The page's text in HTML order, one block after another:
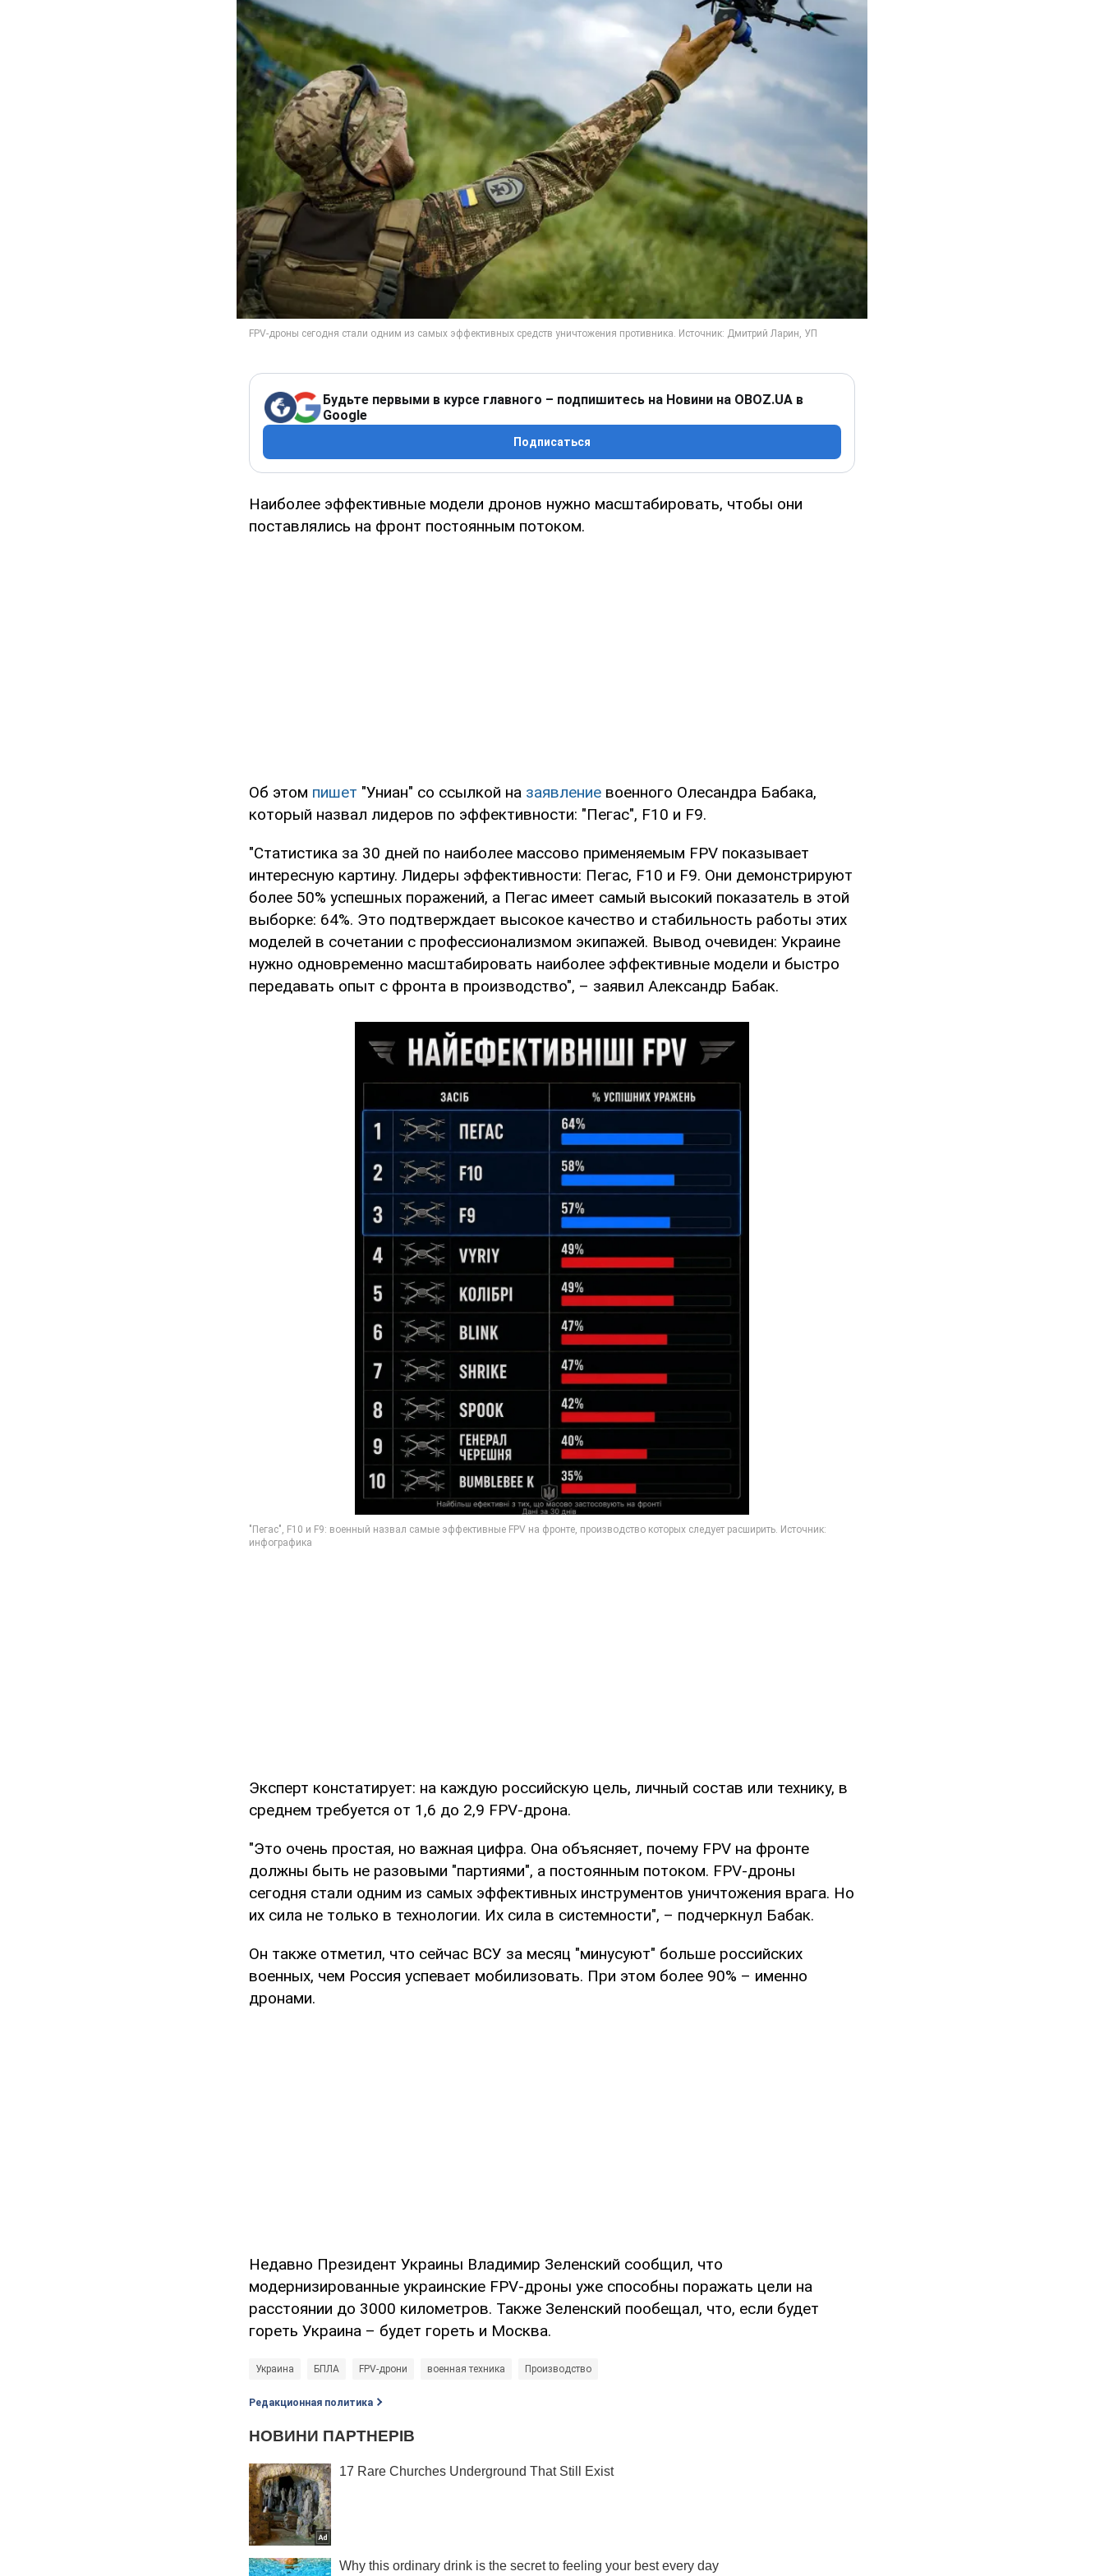
Будьте первыми в курсе главного – подпишитесь на Новини на OBOZ.UA в
Google
Подписаться
Наиболее эффективные модели дронов нужно масштабировать, чтобы они
поставлялись на фронт постоянным потоком.
Об этом пишет "Униан" со ссылкой на заявление военного Олесандра Бабака,
который назвал лидеров по эффективности: "Пегас", F10 и F9.
"Статистика за 30 дней по наиболее массово применяемым FPV показывает
интересную картину. Лидеры эффективности: Пегас, F10 и F9. Они демонстрируют
более 50% успешных поражений, а Пегас имеет самый высокий показатель в этой
выборке: 64%. Это подтверждает высокое качество и стабильность работы этих
моделей в сочетании с профессионализмом экипажей. Вывод очевиден: Украине
нужно одновременно масштабировать наиболее эффективные модели и быстро
передавать опыт с фронта в производство", – заявил Александр Бабак.
Эксперт констатирует: на каждую российскую цель, личный состав или технику, в
среднем требуется от 1,6 до 2,9 FPV-дрона.
"Это очень простая, но важная цифра. Она объясняет, почему FPV на фронте
должны быть не разовыми "партиями", а постоянным потоком. FPV-дроны
сегодня стали одним из самых эффективных инструментов уничтожения врага. Но
их сила не только в технологии. Их сила в системности", – подчеркнул Бабак.
Он также отметил, что сейчас ВСУ за месяц "минусуют" больше российских
военных, чем Россия успевает мобилизовать. При этом более 90% – именно
дронами.
Недавно Президент Украины Владимир Зеленский сообщил, что
модернизированные украинские FPV-дроны уже способны поражать цели на
расстоянии до 3000 километров. Также Зеленский пообещал, что, если будет
гореть Украина – будет гореть и Москва.
Украина БПЛА FPV-дрони военная техника Производство
Редакционная политика